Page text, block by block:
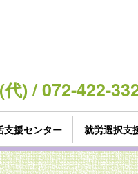
) / 072-422-
支援センター 就労選択支